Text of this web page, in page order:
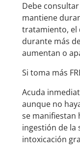
Debe
mantiene
tratamiento, el
durante más
aumentan o
Si toma más
Acuda
aunque no
se manifiestan
ingestión de la
intoxicación